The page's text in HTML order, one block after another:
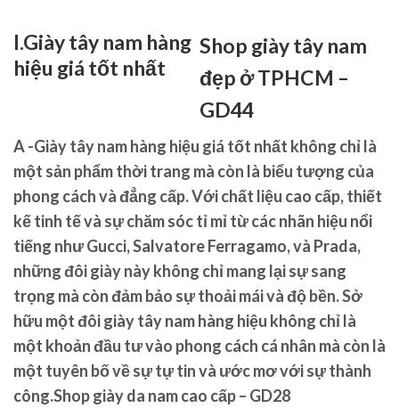
I.Giày tây nam hàng
hiệu giá tốt nhất
Shop giày tây nam
đẹp ở TPHCM –
GD44
A -Giày tây nam hàng hiệu giá tốt nhất không chỉ là
một sản phẩm thời trang mà còn là biểu tượng của
phong cách và đẳng cấp. Với chất liệu cao cấp, thiết
kế tinh tế và sự chăm sóc tỉ mỉ từ các nhãn hiệu nổi
tiếng như Gucci, Salvatore Ferragamo, và Prada,
những đôi giày này không chỉ mang lại sự sang
trọng mà còn đảm bảo sự thoải mái và độ bền. Sở
hữu một đôi giày tây nam hàng hiệu không chỉ là
một khoản đầu tư vào phong cách cá nhân mà còn là
một tuyên bố về sự tự tin và ước mơ với sự thành
công.Shop giày da nam cao cấp – GD28